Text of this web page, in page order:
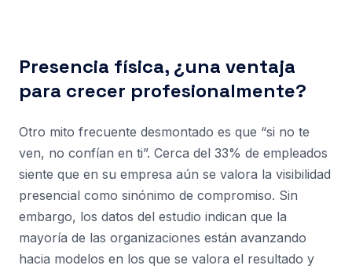
Presencia física, ¿una ventaja
para crecer profesionalmente?
Otro mito frecuente desmontado es que “si no te
ven, no confían en ti”. Cerca del 33% de empleados
siente que en su empresa aún se valora la visibilidad
presencial como sinónimo de compromiso. Sin
embargo, los datos del estudio indican que la
mayoría de las organizaciones están avanzando
hacia modelos en los que se valora el resultado y